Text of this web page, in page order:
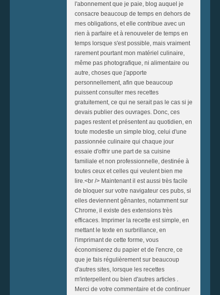
l'abonnement que je paie, blog auquel je
consacre beaucoup de temps en dehors de
mes obligations, et elle contribue avec un
rien à parfaire et à renouveler de temps en
temps lorsque s'est possible, mais vraiment
rarement pourtant mon matériel culinaire,
même pas photografique, ni alimentaire ou
autre, choses que j'apporte
personnellement, afin que beaucoup
puissent consulter mes recettes
gratuitement, ce qui ne serait pas le cas si je
devais publier des ouvrages. Donc, ces
pages restent et présentent au quotidien, en
toute modestie un simple blog, celui d'une
passionnée culinaire qui chaque jour
essaie d'offrir une part de sa cuisine
familiale et non professionnelle, destinée à
toutes ceux et celles qui veulent bien me
lire.<br /> Maintenant il est aussi très facile
de bloquer sur votre navigateur ces pubs, si
elles deviennent gênantes, notamment sur
Chrome, il existe des extensions très
efficaces. Imprimer la recette est simple, en
mettant le texte en surbrillance, en
l'imprimant de cette forme, vous
économiserez du papier et de l'encre, ce
que je fais régulièrement sur beaucoup
d'autres sites, lorsque les recettes
m'interpellent ou bien d'autres articles .
Merci de votre commentaire et de continuer